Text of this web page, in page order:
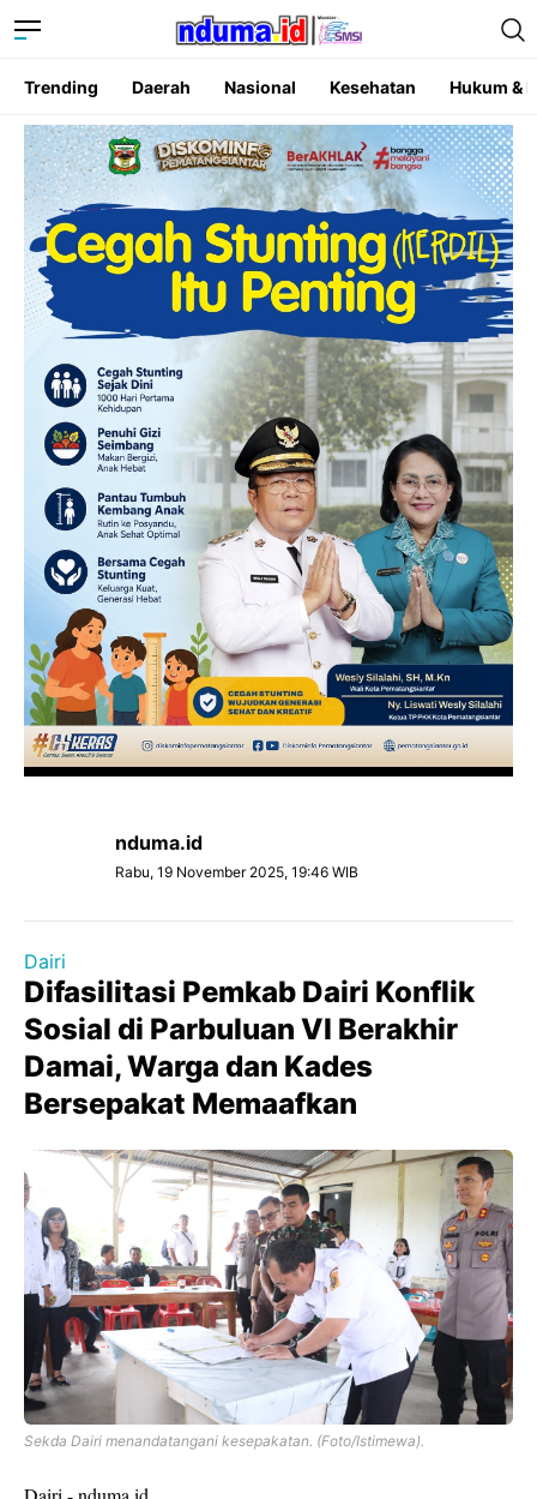
Trending Daerah Nasional Kesehatan Hukum &
nduma.id
Rabu, 19 November 2025, 19:46 WIB
Dairi
Difasilitasi Pemkab Dairi Konflik
Sosial di Parbuluan VI Berakhir
Damai, Warga dan Kades
Bersepakat Memaafkan
Sekda Dairi menandatangani kesepakatan. (Foto/Istimewa).